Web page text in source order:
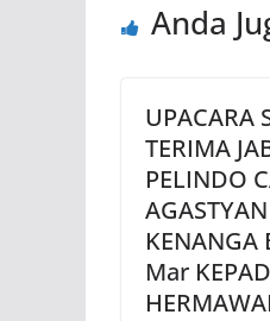
Anda
UPACARA
TERIMA
PELINDO
AGASTYAN
KENANGA
Mar